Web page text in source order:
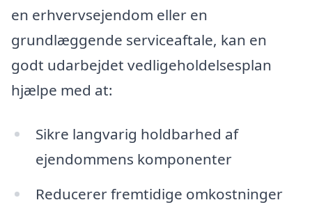
en erhvervsejendom eller en
grundlæggende serviceaftale, kan en
godt udarbejdet vedligeholdelsesplan
hjælpe med at:
Sikre langvarig holdbarhed af
ejendommens komponenter
Reducerer fremtidige omkostninger